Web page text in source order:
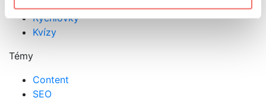
Rýchlovky
Kvízy
Témy
Content
SEO